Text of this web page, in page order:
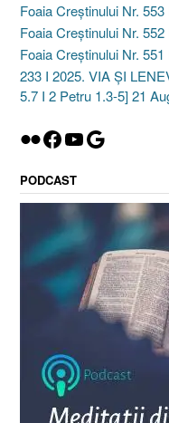
Foaia Creștinului Nr.
Foaia Creștinului Nr.
Foaia Creștinului Nr.
233 I 2025. VIA ȘI
5.7 I 2 Petru 1.3-5] 21
Flickr
Facebook
YouTube
Google
PODCAST